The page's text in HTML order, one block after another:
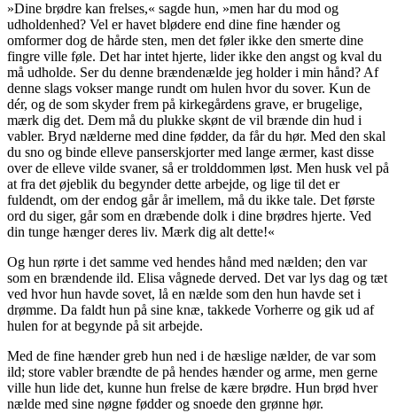
»Dine brødre kan frelses,« sagde hun, »men har du mod og
udholdenhed? Vel er havet blødere end dine fine hænder og
omformer dog de hårde sten, men det føler ikke den smerte dine
fingre ville føle. Det har intet hjerte, lider ikke den angst og kval du
må udholde. Ser du denne brændenælde jeg holder i min hånd? Af
denne slags vokser mange rundt om hulen hvor du sover. Kun de
dér, og de som skyder frem på kirkegårdens grave, er brugelige,
mærk dig det. Dem må du plukke skønt de vil brænde din hud i
vabler. Bryd nælderne med dine fødder, da får du hør. Med den skal
du sno og binde elleve panserskjorter med lange ærmer, kast disse
over de elleve vilde svaner, så er trolddommen løst. Men husk vel på
at fra det øjeblik du begynder dette arbejde, og lige til det er
fuldendt, om der endog går år imellem, må du ikke tale. Det første
ord du siger, går som en dræbende dolk i dine brødres hjerte. Ved
din tunge hænger deres liv. Mærk dig altdette!«
Og hun rørte i det samme ved hendes hånd med nælden; den var
som en brændende ild. Elisa vågnede derved. Det var lys dag og tæt
ved hvor hun havde sovet, lå en nælde som den hun havde set i
drømme. Da faldt hun på sine knæ, takkede Vorherre og gik ud af
hulen for at begynde på sit arbejde.
Med de fine hænder greb hun ned i de hæslige nælder, de var som
ild; store vabler brændte de på hendes hænder og arme, men gerne
ville hun lide det, kunne hun frelse de kære brødre. Hun brød hver
nælde med sine nøgne fødder og snoede den grønne hør.